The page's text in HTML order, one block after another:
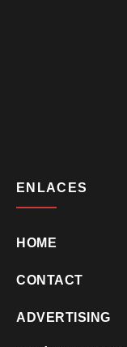
ENLACES
HOME
CONTACT
ADVERTISING